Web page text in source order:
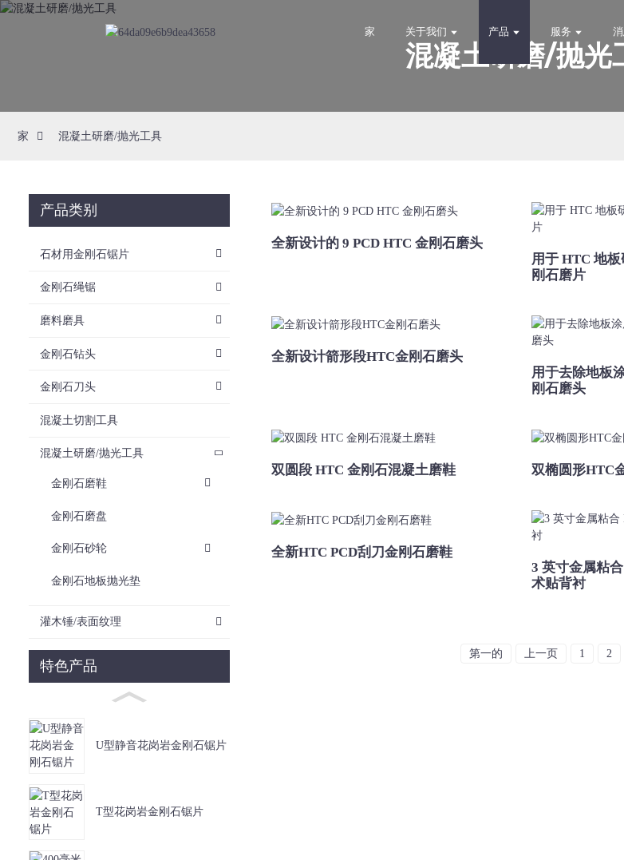
家 关于我们 产品 服务
混凝土研磨/抛光
家 混凝土研磨/抛光工具
产品类别
石材用金刚石锯片
金刚石绳锯
磨料磨具
金刚石钻头
金刚石刀头
混凝土切割工具
混凝土研磨/抛光工具
金刚石磨鞋
金刚石磨盘
金刚石砂轮
金刚石地板抛光垫
灌木锤/表面纹理
特色产品
U型静音花岗岩金刚石锯片
T型花岗岩金刚石锯片
全新设计的 9 PCD HTC 金刚石磨头
用于 HTC 地
刚石磨片
全新设计箭形段HTC金刚石磨头
用于去除地板
刚石磨头
双圆段 HTC 金刚石混凝土磨鞋 双椭圆形HTC
全新HTC PCD刮刀金刚石磨鞋
3 英寸金属粘
术贴背衬
第一的 上一页 1 2